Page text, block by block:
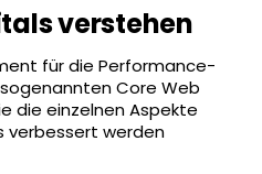
verstehen
für die Performance-
Core Web
die einzelnen Aspekte
verbessert werden